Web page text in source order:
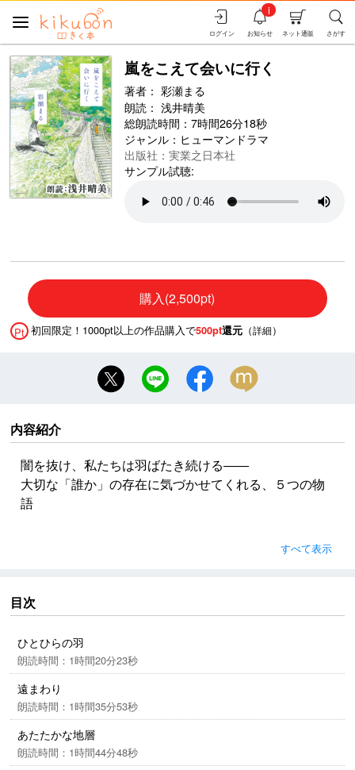
さがす
ネット通販
お知らせ
i
ログイン
嵐をこえて会いに行く
著者： 彩瀬まる
朗読： 浅井晴美
総朗読時間：7時間26分18秒
ジャンル： ヒューマンドラマ
出版社：実業之日本社
サンプル試聴:
購入(2,500pt)
Pt 初回限定！1000pt以上の作品購入で500pt還元 （詳細）
内容紹介
闇を抜け、私たちは羽ばたき続ける――
大切な「誰か」の存在に気づかせてくれる、５つの物
語
古い友人。遠くの恋人。業界を去った恩人。すれ違う
か。
紅葉の季節に、東北・北海道新幹線で青森、盛岡、仙
台へ向かう人々を描く、
心に深く響く連絡短編集。
すべて表示
目次
ひとひらの羽
朗読時間：1時間20分23秒
遠まわり
朗読時間：1時間35分53秒
あたたかな地層
朗読時間：1時間44分48秒